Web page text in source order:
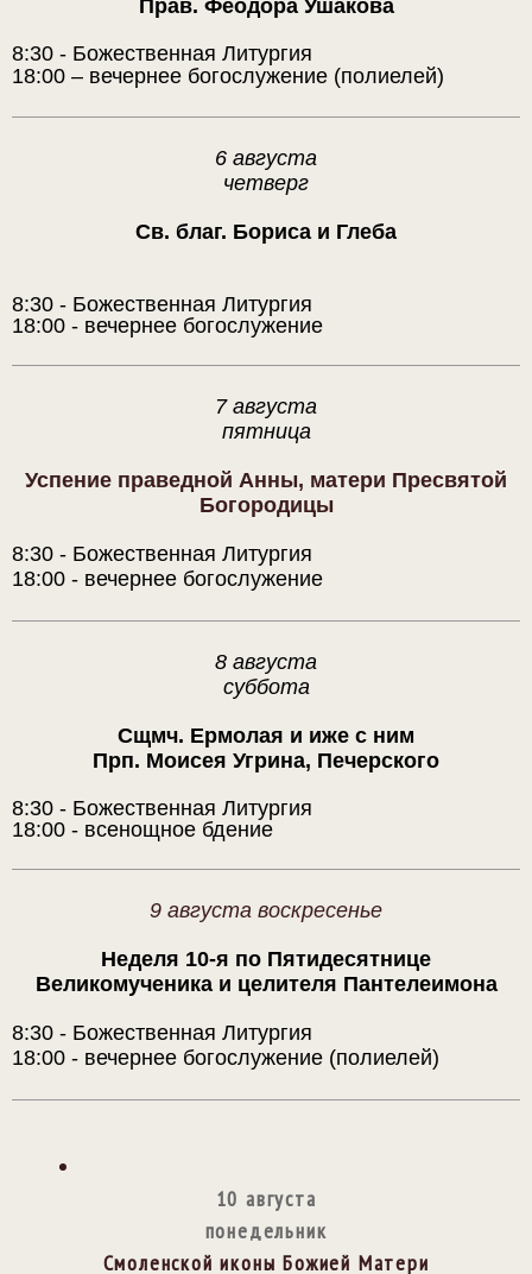
Прав. Феодора Ушакова
8:30 - Божественная Литургия
18:00 – вечернее богослужение (полиелей)
6 августа
четверг
Св. благ. Бориса и Глеба
8:30 - Божественная Литургия
18:00 - вечернее богослужение
7 августа
пятница
Успение праведной Анны, матери Пресвятой
Богородицы
8:30 - Божественная Литургия
18:00 - вечернее богослужение
8 августа
суббота
Сщмч. Ермолая и иже с ним
Прп. Моисея Угрина, Печерского
8:30 - Божественная Литургия
18:00 - всенощное бдение
9 августа воскресенье
Неделя 10-я по Пятидесятнице
Великомученика и целителя Пантелеимона
8:30 - Божественная Литургия
18:00 - вечернее богослужение (полиелей)
10 августа
понедельник
Смоленской иконы Божией Матери